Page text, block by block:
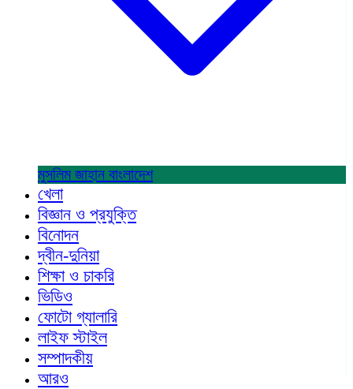
মুসলিম জাহান বাংলাদেশ
খেলা
বিজ্ঞান ও প্রযুক্তি
বিনোদন
দ্বীন-দুনিয়া
শিক্ষা ও চাকরি
ভিডিও
ফোটো গ্যালারি
লাইফ স্টাইল
সম্পাদকীয়
আরও